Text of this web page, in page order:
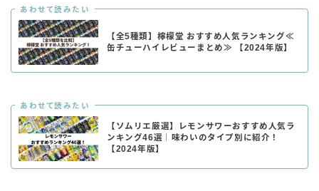
あわせて読みたい
【全5種類】檸檬堂 おすすめ人気ランキング≪
缶チューハイレビューまとめ≫ 【2024年版】
あわせて読みたい
【ソムリエ厳選】レモンサワーおすすめ人気ラ
ンキング46選｜味わいのタイプ別に紹介！
【2024年版】